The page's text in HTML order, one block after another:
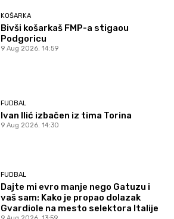
KOŠARKA
Bivši košarkaš FMP-a stigaou
Podgoricu
9 Aug 2026. 14:59
FUDBAL
Ivan Ilić izbačen iz tima Torina
9 Aug 2026. 14:30
FUDBAL
Dajte mi evro manje nego Gatuzu i
vaš sam: Kako je propao dolazak
Gvardiole na mesto selektora Italije